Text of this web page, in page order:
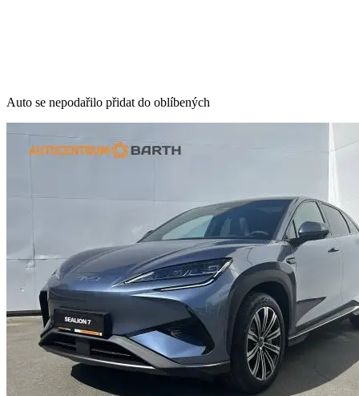
Auto se nepodařilo přidat do oblíbených